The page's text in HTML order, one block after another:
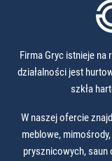
Firma Gryc istnieje na
działalności jest
szkła
W naszej ofercie
meblowe,
prysznicowych,